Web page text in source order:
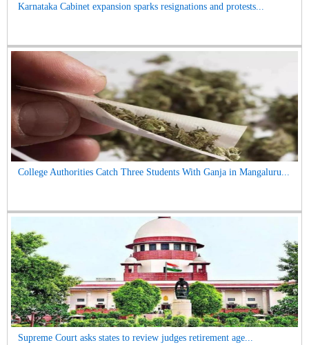
Karnataka Cabinet expansion sparks resignations and protests...
College Authorities Catch Three Students With Ganja in Mangaluru...
Supreme Court asks states to review judges retirement age...